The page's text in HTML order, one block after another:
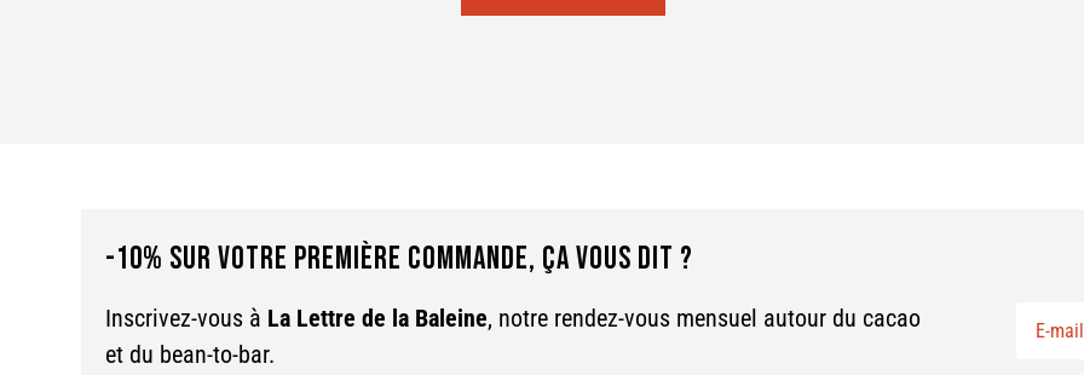
-10% SUR VOTRE PREMIÈRE COMMANDE, ÇA VOUS DIT ?
Inscrivez-vous à La Lettre de la Baleine, notre rendez-vous mensuel autour du cacao
et du bean-to-bar.